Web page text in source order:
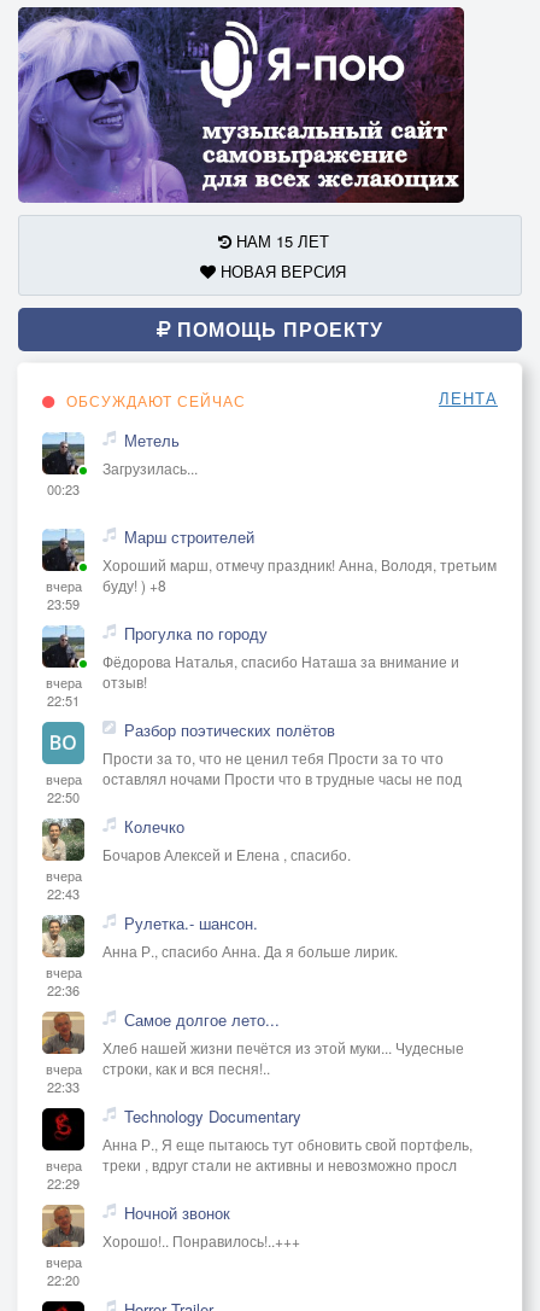
НАМ 15 ЛЕТ
НОВАЯ ВЕРСИЯ
ПОМОЩЬ ПРОЕКТУ
ОБСУЖДАЮТ СЕЙЧАС ЛЕНТА
00:23
Метель
Загрузилась...
вчера
23:59
Марш строителей
Хороший марш, отмечу праздник! Анна, Володя, третьим
буду! ) +8
вчера
22:51
Прогулка по городу
Фёдорова Наталья, спасибо Наташа за внимание и
отзыв!
вчера
22:50
Разбор поэтических полётов
Прости за то, что не ценил тебя Прости за то что
оставлял ночами Прости что в трудные часы не под
вчера
22:43
Колечко
Бочаров Алексей и Елена , спасибо.
вчера
22:36
Рулетка.- шансон.
Анна Р., спасибо Анна. Да я больше лирик.
вчера
22:33
Самое долгое лето...
Хлеб нашей жизни печётся из этой муки... Чудесные
строки, как и вся песня!..
вчера
22:29
Technology Documentary
Анна Р., Я еще пытаюсь тут обновить свой портфель,
треки , вдруг стали не активны и невозможно просл
вчера
22:20
Ночной звонок
Хорошо!.. Понравилось!..+++